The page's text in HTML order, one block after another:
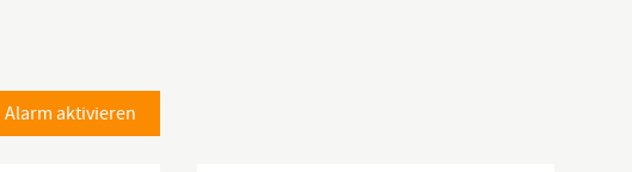
Alarmaktivieren